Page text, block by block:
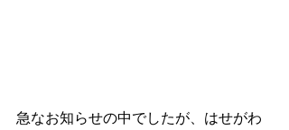
急なお知らせの中でしたが、はせがわ